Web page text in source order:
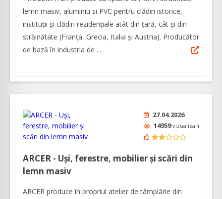
lemn masiv, aluminiu și PVC pentru clădiri istorice,
instituții și clădiri rezidențiale atât din țară, cât și din
străinătate (Franța, Grecia, Italia și Austria). Producător
de bază în industria de ...
27.04.2026
14959vizualizari
ARCER - Uși, ferestre, mobilier și scări din
lemn masiv
ARCER produce în propriul atelier de tâmplărie din